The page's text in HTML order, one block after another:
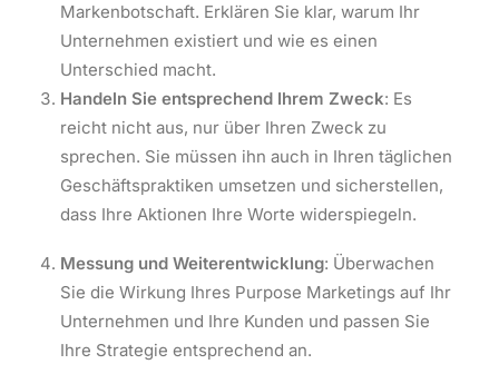
Markenbotschaft. Erklären Sie klar, warum Ihr
Unternehmen existiert und wie es einen
Unterschied macht.
Handeln Sie entsprechend Ihrem Zweck: Es
reicht nicht aus, nur über Ihren Zweck zu
sprechen. Sie müssen ihn auch in Ihren täglichen
Geschäftspraktiken umsetzen und sicherstellen,
dass Ihre Aktionen Ihre Worte widerspiegeln.
Messung und Weiterentwicklung: Überwachen
Sie die Wirkung Ihres Purpose Marketings auf Ihr
Unternehmen und Ihre Kunden und passen Sie
Ihre Strategie entsprechend an.